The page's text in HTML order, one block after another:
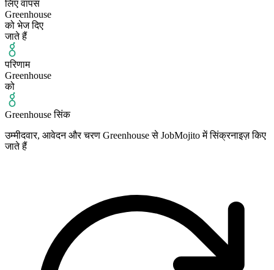
लिए वापस
Greenhouse
को भेज दिए
जाते हैं
परिणाम
Greenhouse
को
Greenhouse सिंक
उम्मीदवार, आवेदन और चरण Greenhouse से JobMojito में सिंक्रनाइज़ किए
जाते हैं